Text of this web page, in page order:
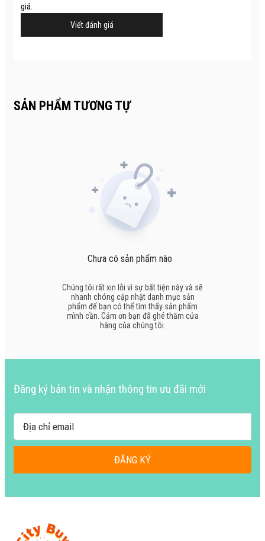
giá.
Viết đánh giá
SẢN PHẨM TƯƠNG TỰ
Chưa có sản phẩm nào
Chúng tôi rất xin lỗi vì sự bất tiện này và sẽ
nhanh chóng cập nhật danh mục sản
phẩm để bạn có thể tìm thấy sản phẩm
mình cần. Cảm ơn bạn đã ghé thăm cửa
hàng của chúng tôi.
Đăng ký bản tin và nhận thông tin ưu đãi mới
ĐĂNG KÝ